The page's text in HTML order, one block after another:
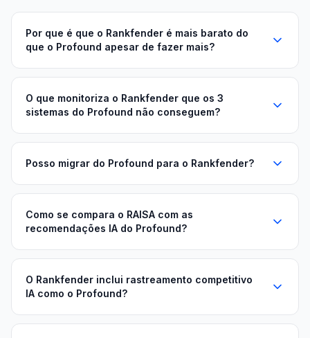
Por que é que o Rankfender é mais barato do
que o Profound apesar de fazer mais?
O que monitoriza o Rankfender que os 3
sistemas do Profound não conseguem?
Posso migrar do Profound para o Rankfender?
Como se compara o RAISA com as
recomendações IA do Profound?
O Rankfender inclui rastreamento competitivo
IA como o Profound?